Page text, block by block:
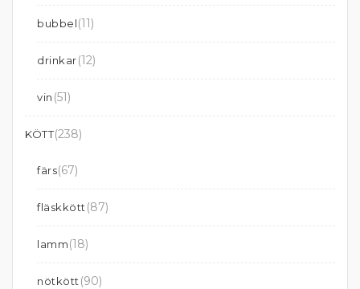
bubbel(11)
drinkar(12)
vin (51)
KÖTT(238)
färs(67)
fläskkött (87)
lamm(18)
nötkött (90)